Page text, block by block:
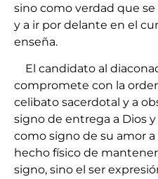
sino como verdad que
y a ir por delante en el
enseña.
El candidato al
compromete con la
celibato sacerdotal y a
signo de entrega a Dios
como signo de su amor a
hecho físico de
signo, sino el ser